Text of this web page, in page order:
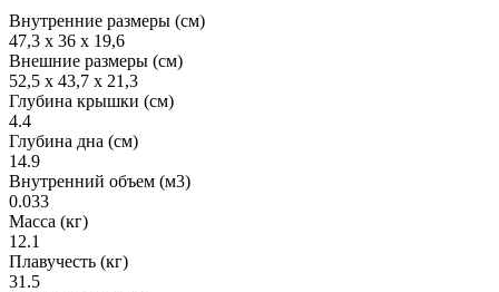
Внутренние размеры (см)
47,3 x 36 x 19,6
Внешние размеры (см)
52,5 x 43,7 x 21,3
Глубина крышки (см)
4.4
Глубина дна (см)
14.9
Внутренний объем (м3)
0.033
Масса (кг)
12.1
Плавучесть (кг)
31.5